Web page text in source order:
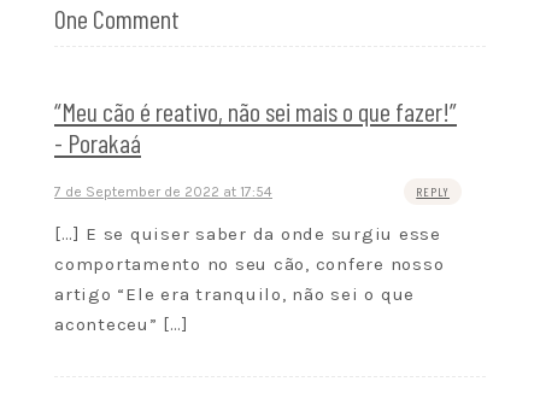
One Comment
“Meu cão é reativo, não sei mais o que fazer!”
- Porakaá
7 de September de 2022 at 17:54 REPLY
[…] E se quiser saber da onde surgiu esse
comportamento no seu cão, confere nosso
artigo “Ele era tranquilo, não sei o que
aconteceu” […]